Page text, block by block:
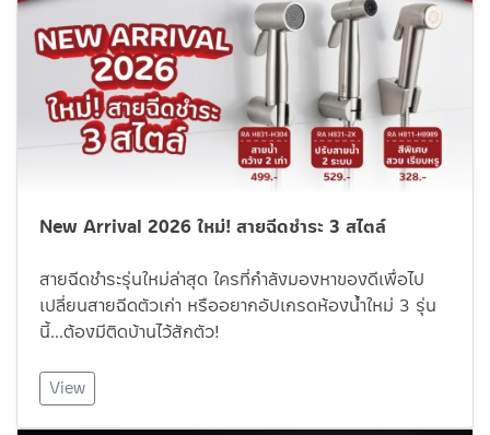
New Arrival 2026 ใหม่! สายฉีดชำระ 3 สไตล์
สายฉีดชำระรุ่นใหม่ล่าสุด ใครที่กำลังมองหาของดีเพื่อไป
เปลี่ยนสายฉีดตัวเก่า หรืออยากอัปเกรดห้องน้ำใหม่ 3 รุ่น
นี้…ต้องมีติดบ้านไว้สักตัว!
View